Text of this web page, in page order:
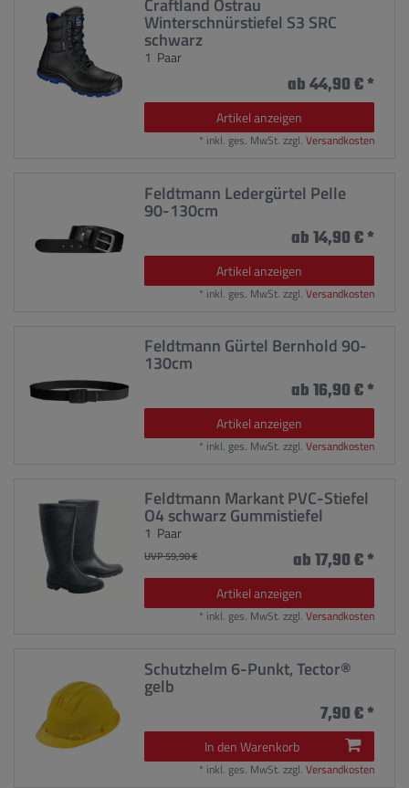
Craftland Ostrau
Winterschnürstiefel S3 SRC
schwarz
ab 44,90 € *
1 Paar
Artikel anzeigen
* inkl. ges. MwSt. zzgl. Versandkosten
Feldtmann Ledergürtel Pelle
90-130cm
ab 14,90 € *
Artikel anzeigen
* inkl. ges. MwSt. zzgl. Versandkosten
Feldtmann Gürtel Bernhold 90-
130cm
ab 16,90 € *
Artikel anzeigen
* inkl. ges. MwSt. zzgl. Versandkosten
Feldtmann Markant PVC-Stiefel
O4 schwarz Gummistiefel
UVP 59,90 € ab 17,90 € *
1 Paar
Artikel anzeigen
* inkl. ges. MwSt. zzgl. Versandkosten
Schutzhelm 6-Punkt, Tector®
gelb
7,90 € *
In den Warenkorb
* inkl. ges. MwSt. zzgl. Versandkosten